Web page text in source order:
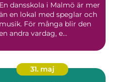
En dansskola i Malmö är mer
en lokal med speglar och
musik. För många blir den
andra vardag, e...
31. maj